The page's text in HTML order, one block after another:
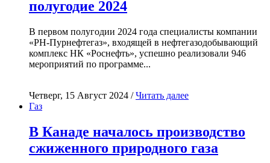
полугодие 2024
В первом полугодии 2024 года специалисты компании
«РН-Пурнефтегаз», входящей в нефтегазодобывающий
комплекс НК «Роснефть», успешно реализовали 946
мероприятий по программе...
Четверг, 15 Август 2024 /Читать далее
Газ
В Канаде началось производство
сжиженного природного газа